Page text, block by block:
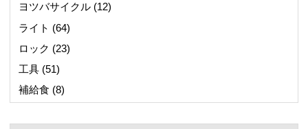
ヨツバサイクル(12)
ライト (64)
ロック (23)
工具(51)
補給食 (8)